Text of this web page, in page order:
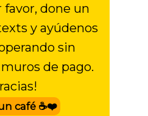
favor, done un
y ayúdenos
sin
de pago.
café ☕❤️